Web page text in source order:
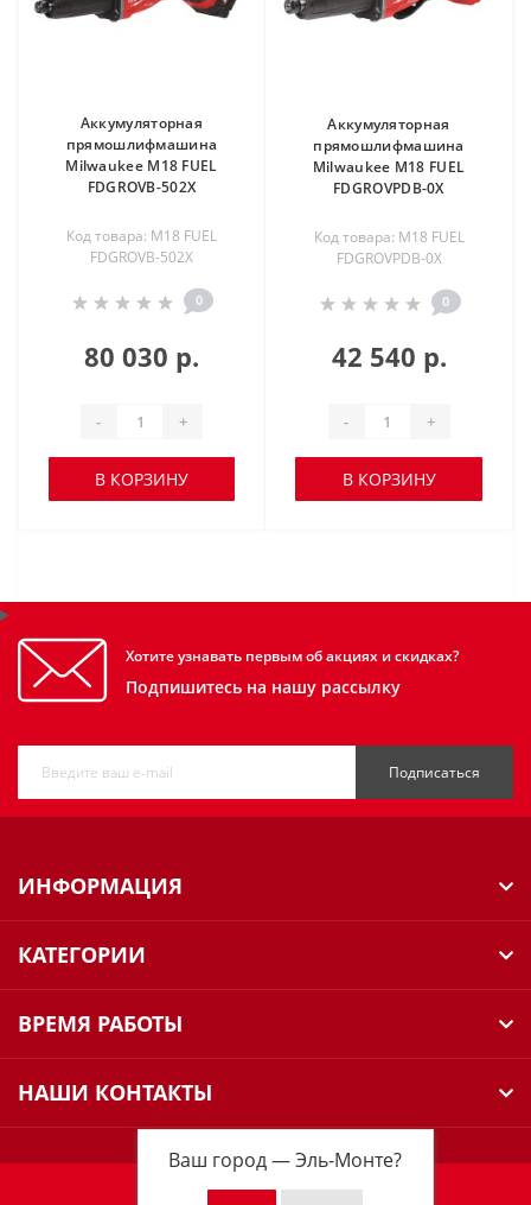
Ваш город —Эль-Монте?
Аккумуляторная
прямошлифмашина
Milwaukee M18 FUEL
FDGROVB-502X
Код товара: M18 FUEL
FDGROVB-502X
0
80 030 р.
- +
В КОРЗИНУ
Аккумуляторная
прямошлифмашина
Milwaukee M18 FUEL
FDGROVPDB-0X
Код товара: M18 FUEL
FDGROVPDB-0X
0
42 540 р.
- +
В КОРЗИНУ
Хотите узнавать первым об акциях и скидках?
Подпишитесь на нашу рассылку
Подписаться
ИНФОРМАЦИЯ
КАТЕГОРИИ
ВРЕМЯ РАБОТЫ
НАШИ КОНТАКТЫ